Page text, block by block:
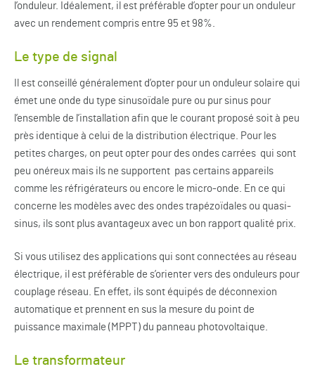
l’onduleur. Idéalement, il est préférable d’opter pour un onduleur
avec un rendement compris entre 95 et 98%.
Le type de signal
Il est conseillé généralement d’opter pour un onduleur solaire qui
émet une onde du type sinusoïdale pure ou pur sinus pour
l’ensemble de l’installation afin que le courant proposé soit à peu
près identique à celui de la distribution électrique. Pour les
petites charges, on peut opter pour des ondes carrées qui sont
peu onéreux mais ils ne supportent pas certains appareils
comme les réfrigérateurs ou encore le micro-onde. En ce qui
concerne les modèles avec des ondes trapézoïdales ou quasi-
sinus, ils sont plus avantageux avec un bon rapport qualité prix.
Si vous utilisez des applications qui sont connectées au réseau
électrique, il est préférable de s’orienter vers des onduleurs pour
couplage réseau. En effet, ils sont équipés de déconnexion
automatique et prennent en sus la mesure du point de
puissance maximale (MPPT) du panneau photovoltaique.
Le transformateur